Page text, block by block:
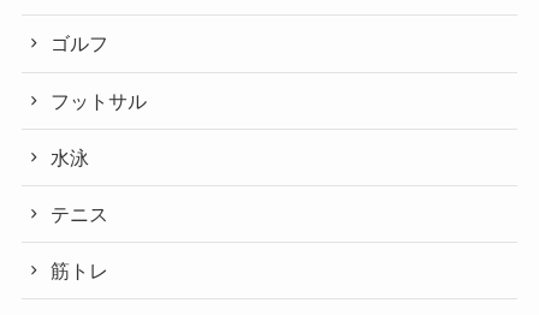
ゴルフ
フットサル
水泳
テニス
筋トレ